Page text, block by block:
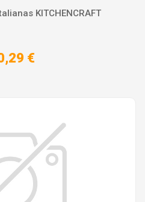
KITCHENCRAFT
€